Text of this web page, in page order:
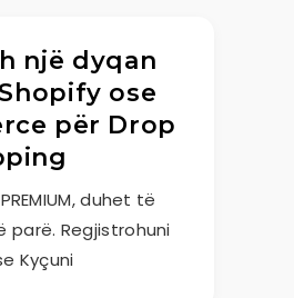
një dyqan
ose
për Drop
duhet të
parë. Regjistrohuni
Kyçuni